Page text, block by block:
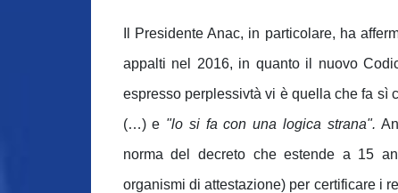
Il Presidente Anac, in particolare, ha
appalti nel 2016, in quanto il nuovo
espresso perplessivtà vi è quella che fa sì
(…) e "lo si fa con una logica strana".
norma del decreto che estende a 15
organismi di attestazione) per certificare i